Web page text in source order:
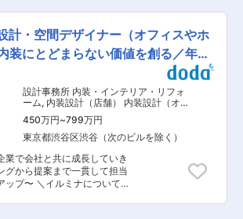
： ・オフ
環境に関して、上流から施工
自社内のデザイン・仕入れ力
望を叶えられる、営業とし
・年休124日で所定労働時間
い環境。また休みもしっか
ライフバランスを大事にして
くオフィスもモデルオフィス
頂ける様に作られており、最
性を兼ね備えている ■社
、社員同土が助け合い、面倒
富士ビジネスの期待する人材
、信用を大切にして努力す
たいと思っています。ぜひ当
得た大規模案件の関係構築が
関西圏の勤務地希望の方には
活動を担当します。 ■業務
学校、福祉法人への業務用家
た不動産管理会社やデベロッ
応を行います。建物の新設
グに合わせて図面を確認し、
を把握しながら最適な提案を
部、工事店など社内外の関係
め、代理店や商社への商品
します。 ■扱うサービ
育・福祉・ホテル向け家具な
提案。空間設計やトータルコ
わり、顧客課題に応じて最適
す。 ■組織構成 営
に構成され、若手からベテラ
計・空間デザイナー（オフィスやホ
装にとどまらない価値を創る／年休
設計事務所 内装・インテリア・リフォ
ーム, 内装設計（店舗） 内装設計（オ
フィス）
450万円~799万円
東京都渋谷区渋谷（次のビルを除く）
業で会社と共に成長していき
グから提案まで一貫して担当
ナについても